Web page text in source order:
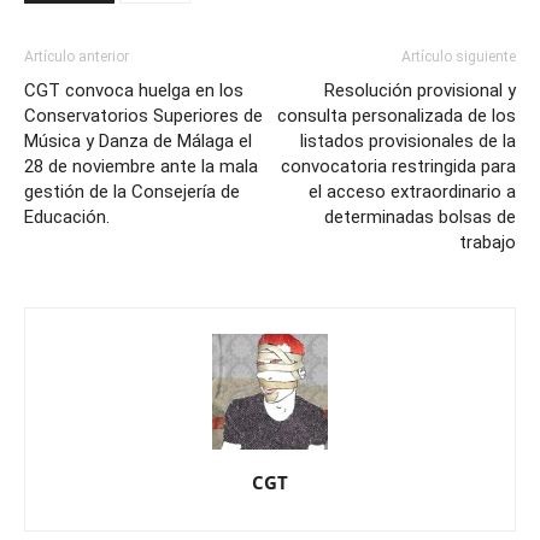
Artículo anterior
CGT convoca huelga en los
Conservatorios Superiores de
Música y Danza de Málaga el
28 de noviembre ante la mala
gestión de la Consejería de
Educación.
Artículo siguiente
Resolución provisional y
consulta personalizada de los
listados provisionales de la
convocatoria restringida para
el acceso extraordinario a
determinadas bolsas de
trabajo
CGT